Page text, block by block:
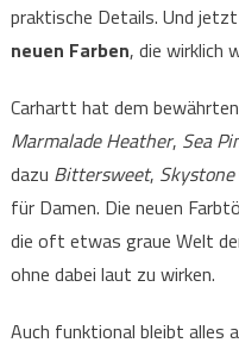
praktische Details. Und jetzt
neuen Farben, die wirklich
Carhartt hat dem
Marmalade Heather, Sea
dazu Bittersweet, Skystone
für Damen. Die neuen
die oft etwas graue Welt
ohne dabei laut zu wirken.
Auch funktional bleibt alles